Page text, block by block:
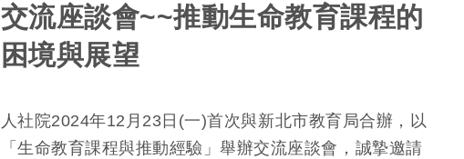
交流座談會~~推動生命教育課程的
困境與展望
人社院2024年12月23日(一)首次與新北市教育局合辦，以
「生命教育課程與推動經驗」舉辦交流座談會，誠摯邀請